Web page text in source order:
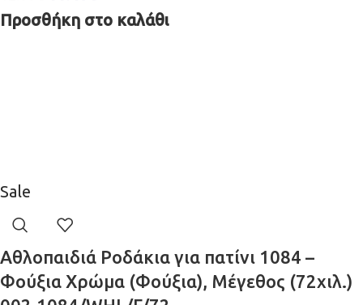
Προσθήκη στο καλάθι
Sale
Αθλοπαιδιά Ροδάκια για πατίνι 1084 –
Φούξια Χρώμα (Φούξια), Μέγεθος (72χιλ.)